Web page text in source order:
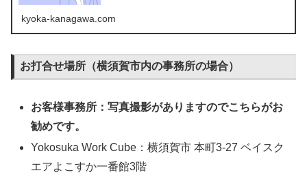
kyoka-kanagawa.com
お打合せ場所（横須賀市内の事務所の場合）
お客様事務所：写真撮影がありますのでこちらがお
勧めです。
Yokosuka Work Cube：横須賀市 本町3-27 ベイスク
エアよこすか一番館3階